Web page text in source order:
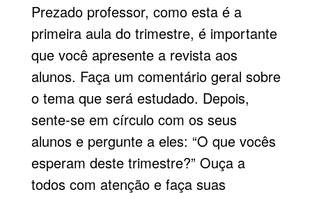
Prezado professor, como esta é a
primeira aula do trimestre, é importante
que você apresente a revista aos
alunos. Faça um comentário geral sobre
o tema que será estudado. Depois,
sente-se em círculo com os seus
alunos e pergunte a eles: “O que vocês
esperam deste trimestre?” Ouça a
todos com atenção e faça suas